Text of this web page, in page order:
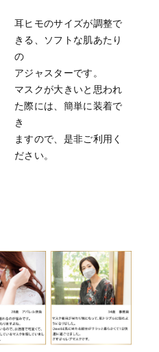
耳ヒモのサイズが調整で
きる、ソフトな肌あたり
の
アジャスターです。
マスクが大きいと思われ
た際には、簡単に装着で
き
ますので、是非ご利用く
ださい。